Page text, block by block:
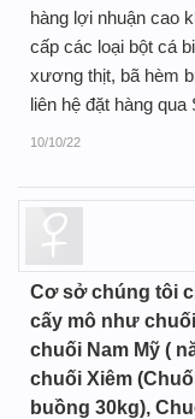
hàng lợi nhuận cao
cấp các loại bột cá
xương thịt, bã hèm
liên hệ đặt hàng
10/10/22
Cơ sở chúng tôi
cấy mô như
chuối Nam Mỹ (
chuối Xiêm
buồng 30kg),